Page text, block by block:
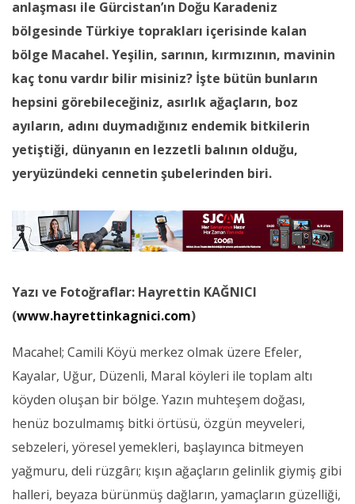
anlaşması ile Gürcistan’ın Doğu Karadeniz
bölgesinde Türkiye toprakları içerisinde kalan
bölge Macahel. Yeşilin, sarının, kırmızının, mavinin
kaç tonu vardır bilir misiniz? İşte bütün bunların
hepsini görebileceğiniz, asırlık ağaçların, boz
ayıların, adını duymadığınız endemik bitkilerin
yetiştiği, dünyanın en lezzetli balının olduğu,
yeryüzündeki cennetin şubelerinden biri.
Yazı ve Fotoğraflar: Hayrettin KAĞNICI
(www.hayrettinkagnici.com)
Macahel; Camili Köyü merkez olmak üzere Efeler,
Kayalar, Uğur, Düzenli, Maral köyleri ile toplam altı
köyden oluşan bir bölge. Yazın muhteşem doğası,
henüz bozulmamış bitki örtüsü, özgün meyveleri,
sebzeleri, yöresel yemekleri, başlayınca bitmeyen
yağmuru, deli rüzgârı; kışın ağaçların gelinlik giymiş gibi
halleri, beyaza bürünmüş dağların, yamaçların güzelliği,